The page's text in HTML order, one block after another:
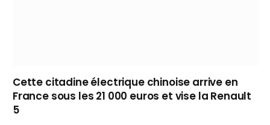
Cette citadine électrique chinoise arrive en
France sous les 21 000 euros et vise la Renault
5